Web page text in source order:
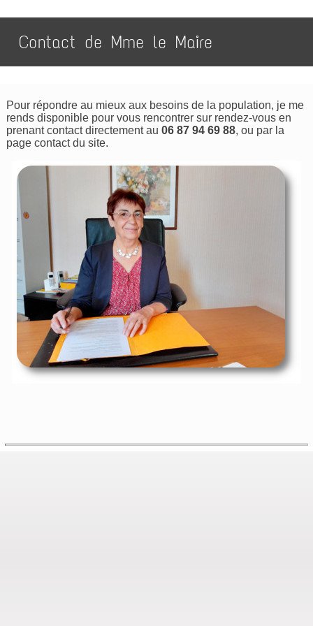
Contact de Mme le Maire
Pour répondre au mieux aux besoins de la population, je me
rends disponible pour vous rencontrer sur rendez-vous en
prenant contact directement au06 87 94 69 88, ou par la
page contact du site.